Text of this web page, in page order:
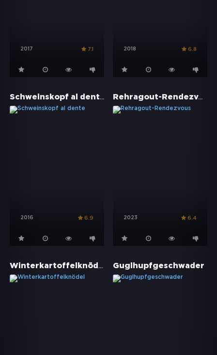
2017 7.1 2018 6.8
Schweinskopf al dente
2016 6.9
Rehragout-Rendezvous
2023 6.4
Winterkartoffelknödel Guglhupfgeschwader